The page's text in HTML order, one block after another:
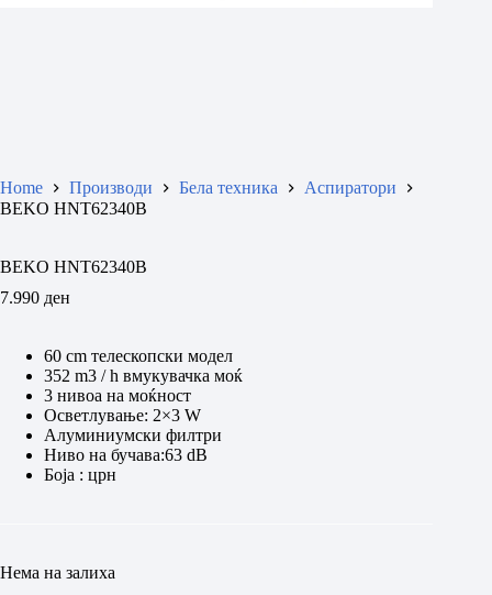
Home Производи Бела техника
Аспиратори
BEKO HNT62340B
BEKO HNT62340B
7.990 ден
60 cm телескопски модел
352 m3 / h вмукувачка моќ
3 нивоа на моќност
Осветлување: 2×3 W
Алуминиумски филтри
Ниво на бучава:63 dB
Боја : црн
Нема на залиха